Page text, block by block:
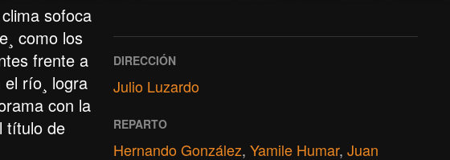
sofoca
como los
frente a
río¸ logra
con la
título de
DIRECCIÓN
Julio Luzardo
REPARTO
Hernando González, Yamile Humar, Juan